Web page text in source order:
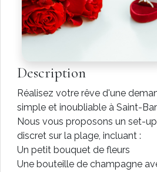
Description
Réalisez votre rêve d'une
simple et inoubliable à Saint-
Nous vous proposons un set-
discret sur la plage, incluant :
Un petit bouquet de fleurs
Une bouteille de champagne